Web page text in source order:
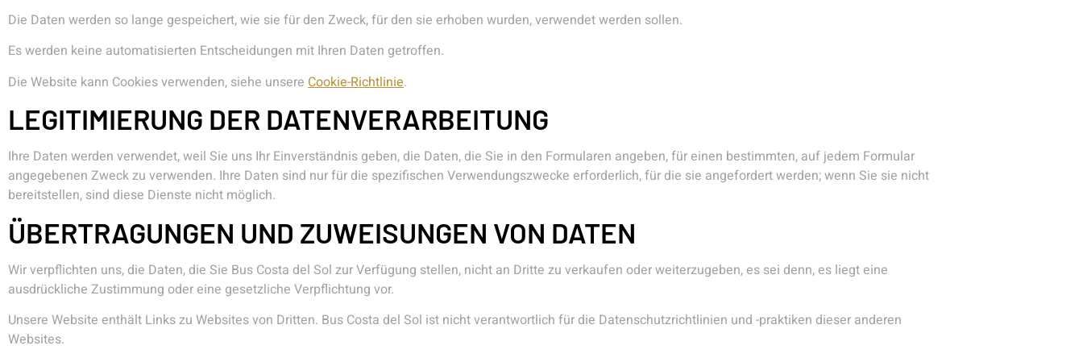
Die Daten werden so lange gespeichert, wie sie für den Zweck, für den sie erhoben wurden, verwendet werden sollen.
Es werden keine automatisierten Entscheidungen mit Ihren Daten getroffen.
Die Website kann Cookies verwenden, siehe unsere Cookie-Richtlinie.
LEGITIMIERUNG DER DATENVERARBEITUNG
Ihre Daten werden verwendet, weil Sie uns Ihr Einverständnis geben, die Daten, die Sie in den Formularen angeben, für einen bestimmten, auf jedem Formular
angegebenen Zweck zu verwenden. Ihre Daten sind nur für die spezifischen Verwendungszwecke erforderlich, für die sie angefordert werden; wenn Sie sie nicht
bereitstellen, sind diese Dienste nicht möglich.
ÜBERTRAGUNGEN UND ZUWEISUNGEN VON DATEN
Wir verpflichten uns, die Daten, die Sie Bus Costa del Sol zur Verfügung stellen, nicht an Dritte zu verkaufen oder weiterzugeben, es sei denn, es liegt eine
ausdrückliche Zustimmung oder eine gesetzliche Verpflichtung vor.
Unsere Website enthält Links zu Websites von Dritten. Bus Costa del Sol ist nicht verantwortlich für die Datenschutzrichtlinien und -praktiken dieser anderen
Websites.